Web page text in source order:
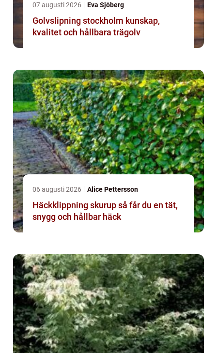
07 augusti 2026 Eva Sjöberg
Golvslipning stockholm kunskap,
kvalitet och hållbara trägolv
06 augusti 2026 Alice Pettersson
Häckklippning skurup så får du en tät,
snygg och hållbar häck